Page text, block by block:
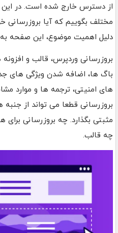
از دسترس خارج شده است. در
مختلف بگوییم که آیا بروزرسانی
دلیل اهمیت موضوع، این صفحه
بروزرسانی وردپرس، قالب و
باگ ها، اضافه شدن ویژگی های
های امنیتی، ترجمه ها و موارد
بروزرسانی قطعا می تواند از
مثبتی بگذارد. چه بروزرسانی
چه قالب.